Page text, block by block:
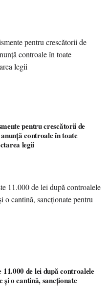
pentru crescătorii de
controale în toate
legii
de lei după controalele
o cantină, sancționate